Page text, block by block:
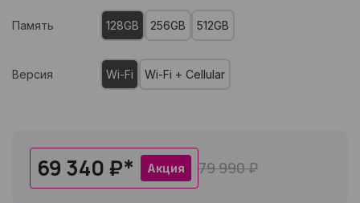
Память 128GB 256GB 512GB
Версия Wi-Fi Wi-Fi + Cellular
69 340 ₽* Акция 79 990 ₽